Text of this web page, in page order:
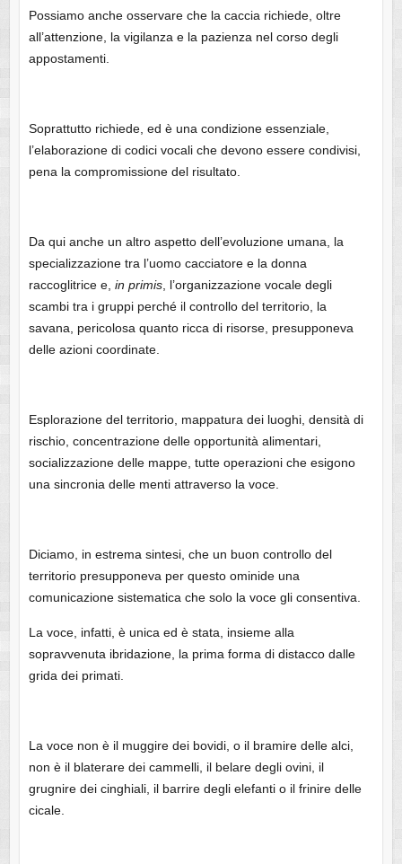
Possiamo anche osservare che la caccia richiede, oltre
all’attenzione, la vigilanza e la pazienza nel corso degli
appostamenti.
Soprattutto richiede, ed è una condizione essenziale,
l’elaborazione di codici vocali che devono essere condivisi,
pena la compromissione del risultato.
Da qui anche un altro aspetto dell’evoluzione umana, la
specializzazione tra l’uomo cacciatore e la donna
raccoglitrice e, in primis, l’organizzazione vocale degli
scambi tra i gruppi perché il controllo del territorio, la
savana, pericolosa quanto ricca di risorse, presupponeva
delle azioni coordinate.
Esplorazione del territorio, mappatura dei luoghi, densità di
rischio, concentrazione delle opportunità alimentari,
socializzazione delle mappe, tutte operazioni che esigono
una sincronia delle menti attraverso la voce.
Diciamo, in estrema sintesi, che un buon controllo del
territorio presupponeva per questo ominide una
comunicazione sistematica che solo la voce gli consentiva.
La voce, infatti, è unica ed è stata, insieme alla
sopravvenuta ibridazione, la prima forma di distacco dalle
grida dei primati.
La voce non è il muggire dei bovidi, o il bramire delle alci,
non è il blaterare dei cammelli, il belare degli ovini, il
grugnire dei cinghiali, il barrire degli elefanti o il frinire delle
cicale.